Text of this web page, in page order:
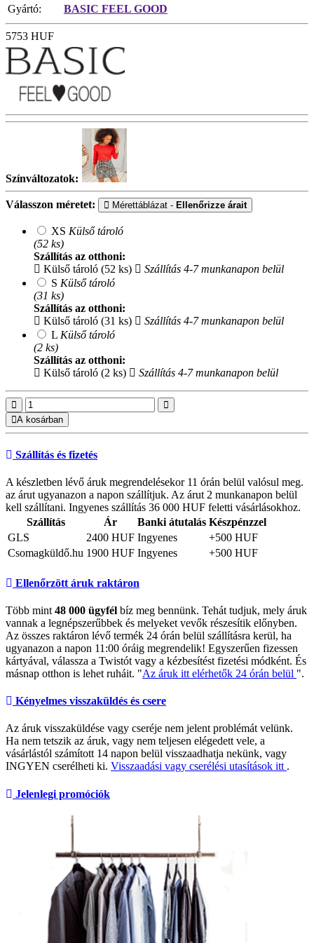
Gyártó:
BASIC FEEL GOOD
5753 HUF
Színváltozatok:
Válasszon méretet: Mérettáblázat - Ellenőrizze árait
XS Külső tároló
(52 ks)
Szállítás az otthoni:
Külső tároló (52 ks)
Szállítás 4-7 munkanapon belül
S Külső tároló
(31 ks)
Szállítás az otthoni:
Külső tároló (31 ks)
Szállítás 4-7 munkanapon belül
L Külső tároló
(2 ks)
Szállítás az otthoni:
Külső tároló (2 ks)
Szállítás 4-7 munkanapon belül
A kosárban
Szállítás és fizetés
A készletben lévő áruk megrendelésekor 11 órán belül valósul meg.
az árut ugyanazon a napon szállítjuk. Az árut 2 munkanapon belül
kell szállítani. Ingyenes szállítás 36 000 HUF feletti vásárlásokhoz.
Szállítás
Ár Banki átutalás Készpénzzel
GLS
2400 HUF Ingyenes
+500 HUF
Csomagküldő.hu 1900 HUF Ingyenes +500 HUF
Ellenőrzött áruk raktáron
Több mint 48 000 ügyfél bíz meg bennünk. Tehát tudjuk, mely áruk
vannak a legnépszerűbbek és melyeket vevők részesítik előnyben.
Az összes raktáron lévő termék 24 órán belül szállításra kerül, ha
ugyanazon a napon 11:00 óráig megrendelik! Egyszerűen fizessen
kártyával, válassza a Twistót vagy a kézbesítést fizetési módként. És
másnap otthon is lehet ruháit. "Az áruk itt elérhetők 24 órán belül ".
Kényelmes visszaküldés és csere
Az áruk visszaküldése vagy cseréje nem jelent problémát velünk.
Ha nem tetszik az áruk, vagy nem teljesen elégedett vele, a
vásárlástól számított 14 napon belül visszaadhatja nekünk, vagy
INGYEN cserélheti ki. Visszaadási vagy cserélési utasítások itt .
Jelenlegi promóciók